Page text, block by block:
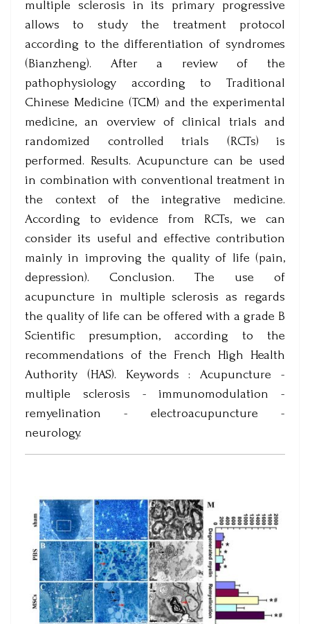
multiple sclerosis in its primary progressive
allows to study the treatment protocol
according to the differentiation of syndromes
(Bianzheng). After a review of the
pathophysiology according to Traditional
Chinese Medicine (TCM) and the experimental
medicine, an overview of clinical trials and
randomized controlled trials (RCTs) is
performed. Results. Acupuncture can be used
in combination with conventional treatment in
the context of the integrative medicine.
According to evidence from RCTs, we can
consider its useful and effective contribution
mainly in improving the quality of life (pain,
depression). Conclusion. The use of
acupuncture in multiple sclerosis as regards
the quality of life can be offered with a grade B
Scientific presumption, according to the
recommendations of the French High Health
Authority (HAS). Keywords : Acupuncture -
multiple sclerosis - immunomodulation -
remyelination - electroacupuncture -
neurology.